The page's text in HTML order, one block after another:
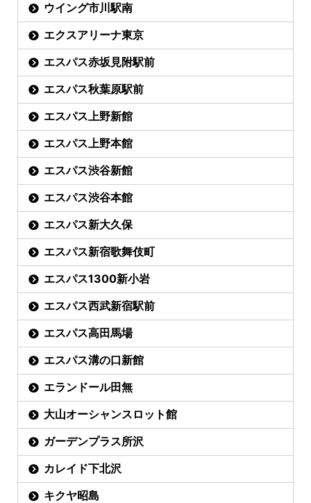
ウイング市川駅南
エクスアリーナ東京
エスパス赤坂見附駅前
エスパス秋葉原駅前
エスパス上野新館
エスパス上野本館
エスパス渋谷新館
エスパス渋谷本館
エスパス新大久保
エスパス新宿歌舞伎町
エスパス1300新小岩
エスパス西武新宿駅前
エスパス高田馬場
エスパス溝の口新館
エランドール田無
大山オーシャンスロット館
ガーデンプラス所沢
カレイド下北沢
キクヤ昭島